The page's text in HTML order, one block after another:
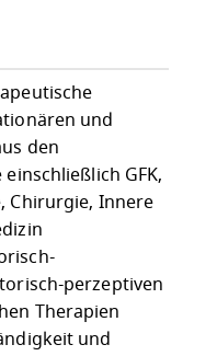
und
den
GFK,
Chirurgie, Innere
perzeptiven
Therapien
und